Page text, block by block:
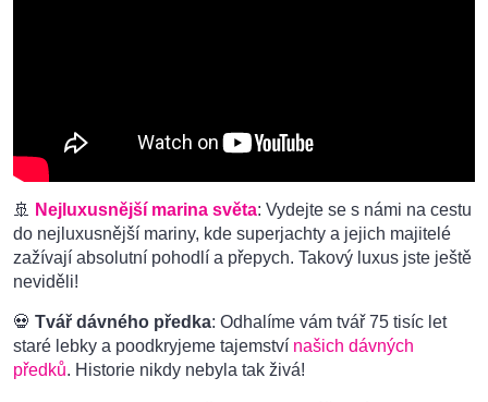
🚢 Nejluxusnější marina světa: Vydejte se s námi na cestu
do nejluxusnější mariny, kde superjachty a jejich majitelé
zažívají absolutní pohodlí a přepych. Takový luxus jste ještě
neviděli!
💀 Tvář dávného předka: Odhalíme vám tvář 75 tisíc let
staré lebky a poodkryjeme tajemství našich dávných
předků. Historie nikdy nebyla tak živá!